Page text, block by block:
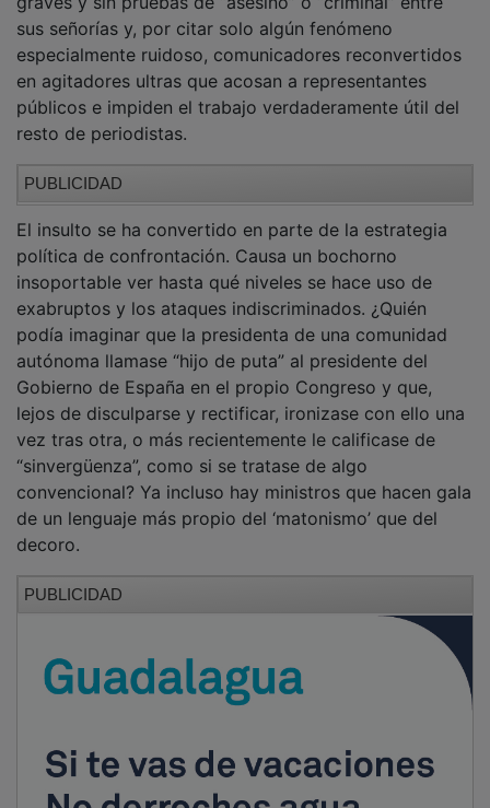
sus señorías y, por citar solo algún fenómeno
especialmente ruidoso, comunicadores reconvertidos
en agitadores ultras que acosan a representantes
públicos e impiden el trabajo verdaderamente útil del
resto de periodistas.
política de confrontación. Causa un bochorno
insoportable ver hasta qué niveles se hace uso de
exabruptos y los ataques indiscriminados. ¿Quién
podía imaginar que la presidenta de una comunidad
autónoma llamase “hijo de puta” al presidente del
Gobierno de España en el propio Congreso y que,
lejos de disculparse y rectificar, ironizase con ello una
vez tras otra, o más recientemente le calificase de
“sinvergüenza”, como si se tratase de algo
convencional? Ya incluso hay ministros que hacen gala
de un lenguaje más propio del ‘matonismo’ que del
decoro.